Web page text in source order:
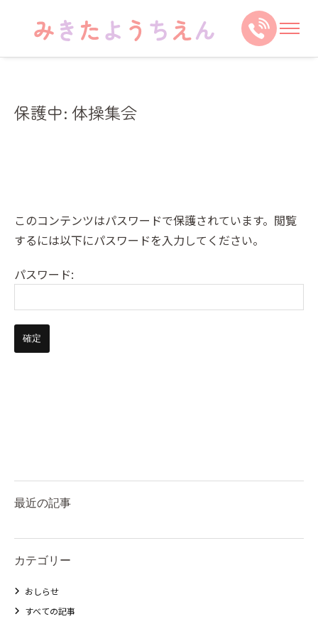
保護中: 体操集会
このコンテンツはパスワードで保護されています。閲覧
するには以下にパスワードを入力してください。
パスワード:
最近の記事
カテゴリー
おしらせ
すべての記事